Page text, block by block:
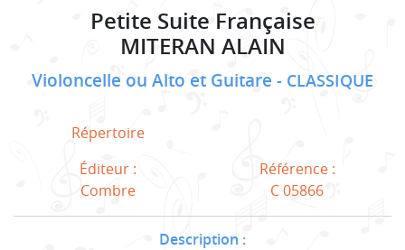
Petite Suite Française
MITERAN ALAIN
Violoncelle ou Alto et Guitare CLASSIQUE
Répertoire
Éditeur :
Combre
Référence :
C 05866
Description :